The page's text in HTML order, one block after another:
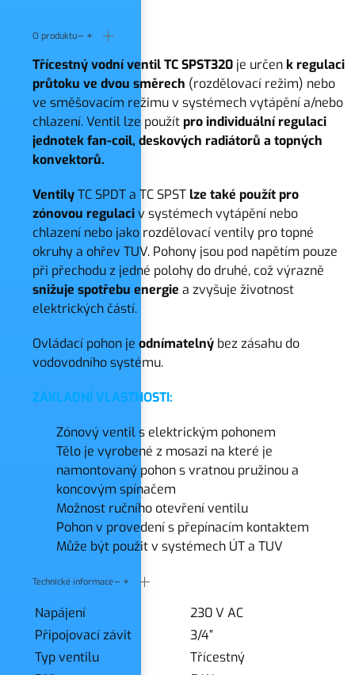
O produktu
Třícestný vodní ventil TC SPST320 je určen k regulaci
průtoku ve dvou směrech (rozdělovací režim) nebo
ve směšovacím režimu v systémech vytápění a/nebo
chlazení. Ventil lze použít pro individuální regulaci
jednotek fan-coil, deskových radiátorů a topných
konvektorů.
VentilyTC SPDT a TC SPST lze také použít pro
zónovou regulaciv systémech vytápění nebo
chlazení nebo jako rozdělovací ventily pro topné
okruhy a ohřev TUV. Pohony jsou pod napětím pouze
při přechodu z jedné polohy do druhé, což výrazně
snižuje spotřebu energie a zvyšuje životnost
elektrických částí.
Ovládací pohon jeodnímatelný bez zásahu do
vodovodního systému.
ZÁKLADNÍ VLASTNOSTI:
Zónový ventil s elektrickým pohonem
Tělo je vyrobené z mosazi na které je
namontovaný pohon s vratnou pružinou a
koncovým spínačem
Možnost ručního otevření ventilu
Pohon v provedení s přepínacím kontaktem
Může být použit v systémech ÚT a TUV
Technické informace
Napájení
230 V AC
Připojovací závit
3/4”
Typ ventilu
Třícestný